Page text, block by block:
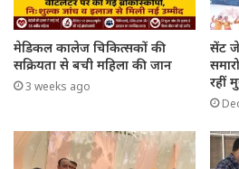
मेडिकल कालेज चिकित्सकों की
सक्रियता से बची महिला की जान
3 weeks ago
सेंट
रहीं